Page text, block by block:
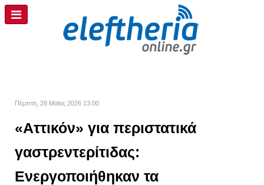
Πέμπτη, 28 Μαϊος 2026 13:00
«Αττικόν» για περιστατικά
γαστρεντερίτιδας:
Ενεργοποιήθηκαν τα